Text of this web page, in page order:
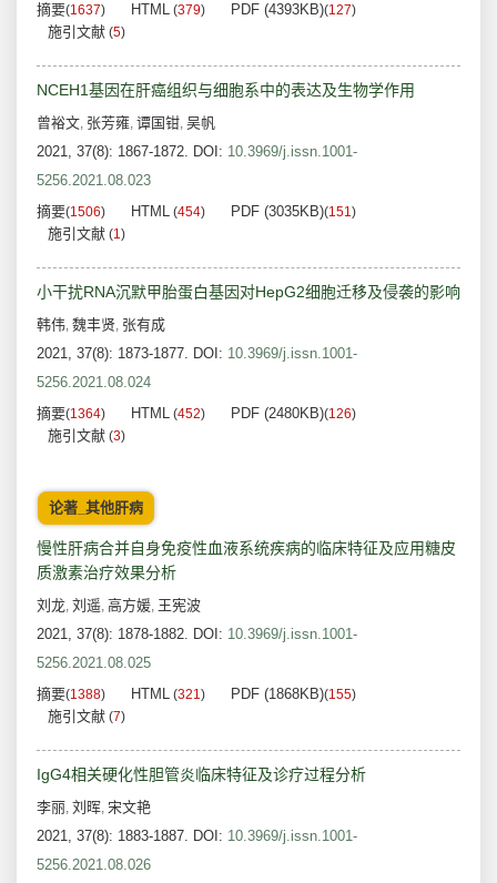
摘要(1637) HTML (379) PDF (4393KB)(127)
施引文献 (5)
NCEH1基因在肝癌组织与细胞系中的表达及生物学作用
曾裕文, 张芳雍, 谭国钳, 吴帆
2021, 37(8): 1867-1872. DOI: 10.3969/j.issn.1001-
5256.2021.08.023
摘要(1506) HTML (454) PDF (3035KB)(151)
施引文献 (1)
小干扰RNA沉默甲胎蛋白基因对HepG2细胞迁移及侵袭的影响
韩伟, 魏丰贤, 张有成
2021, 37(8): 1873-1877. DOI: 10.3969/j.issn.1001-
5256.2021.08.024
摘要(1364) HTML (452) PDF (2480KB)(126)
施引文献 (3)
论著_其他肝病
慢性肝病合并自身免疫性血液系统疾病的临床特征及应用糖皮
质激素治疗效果分析
刘龙, 刘遥, 高方媛, 王宪波
2021, 37(8): 1878-1882. DOI: 10.3969/j.issn.1001-
5256.2021.08.025
摘要(1388) HTML (321) PDF (1868KB)(155)
施引文献 (7)
IgG4相关硬化性胆管炎临床特征及诊疗过程分析
李丽, 刘晖, 宋文艳
2021, 37(8): 1883-1887. DOI: 10.3969/j.issn.1001-
5256.2021.08.026